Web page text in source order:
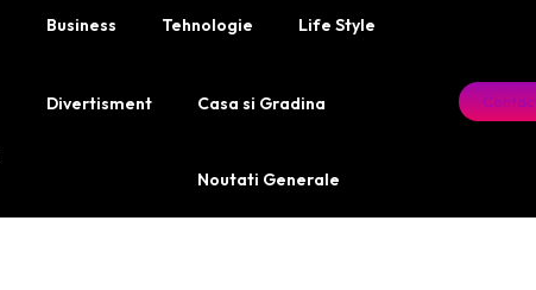
Business Tehnologie Life Style
Divertisment Casa si Gradina
Noutati Generale